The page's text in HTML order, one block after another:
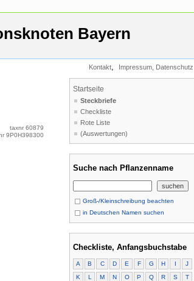
Bayern
Kontakt, Impressum, Datenschutz
taxnr 60879
9P0H398300
Startseite
Steckbriefe
Checkliste
Rote Liste
(Auswertungen)
Suche nach Pflanzenname
Groß-/Kleinschreibung beachten
in Deutschen Namen suchen
Checkliste, Anfangsbuchstabe
A B C D E F G H I
J
K
L M N O P Q R S
T